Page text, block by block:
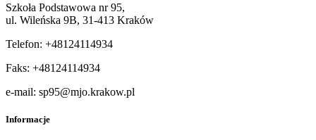
Szkoła Podstawowa nr 95,
ul. Wileńska 9B, 31-413 Kraków
Telefon: +48124114934
Faks: +48124114934
e-mail: sp95@mjo.krakow.pl
Informacje